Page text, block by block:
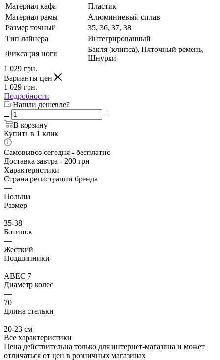
Материал кафа
Пластик
Материал рамы
Алюминиевый сплав
Размер точный
35, 36, 37, 38
Тип лайнера
Интегрированный
Фиксация ноги
Бакля (клипса), Пяточный ремень,
Шнурки
1 029 грн.
Варианты цен
1 029 грн.
Подробности
Нашли дешевле?
В корзину
Купить в 1 клик
Самовывоз сегодня - бесплатно
Доставка завтра - 200 грн
Характеристики
Страна регистрации бренда
—
Польша
Размер
—
35-38
Ботинок
—
Жесткий
Подшипники
—
ABEC 7
Диаметр колес
—
70
Длина стельки
—
20-23 см
Все характеристики
Цена действительна только для интернет-магазина и может
отличаться от цен в розничных магазинах